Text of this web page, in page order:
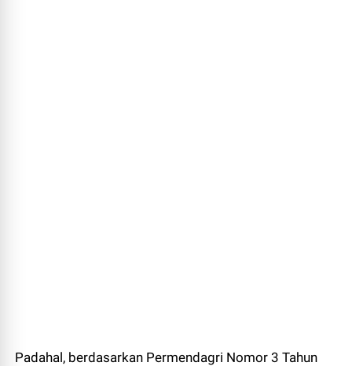
Padahal, berdasarkan Permendagri Nomor 3 Tahun